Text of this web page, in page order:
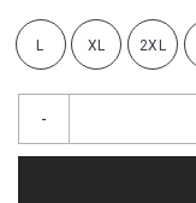
L XL 2XL
-